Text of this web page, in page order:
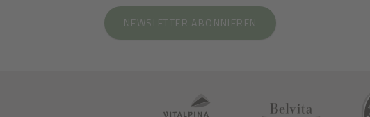
NEWSLETTER ABONNIEREN